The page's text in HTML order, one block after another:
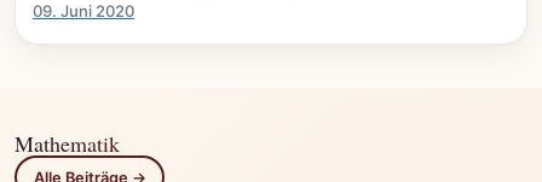
09. Juni 2020
Mathematik
Alle Beiträge →